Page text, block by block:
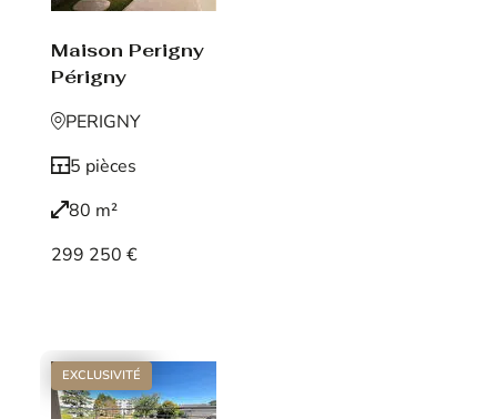
Maison Perigny
Périgny
PERIGNY
5 pièces
80 m²
299 250 €
EXCLUSIVITÉ